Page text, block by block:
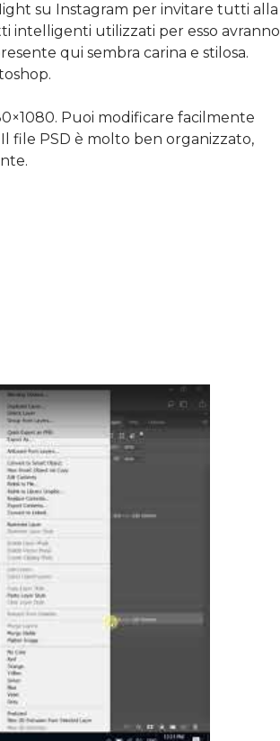
su Instagram per invitare tutti alla
intelligenti utilizzati per esso avranno
qui sembra carina e stilosa.
Puoi modificare facilmente
file PSD è molto ben organizzato,
I/O '18)